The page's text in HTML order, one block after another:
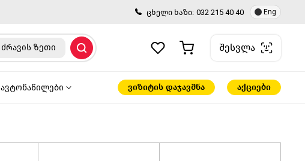
ცხელი ხაზი: 032 215 40 40 Eng
ძრავის ზეთი შესვლა
ავტონაწილები ვიზიტის დაჯავშნა აქციები